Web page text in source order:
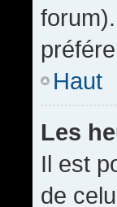
Haut
Les
Il est
de